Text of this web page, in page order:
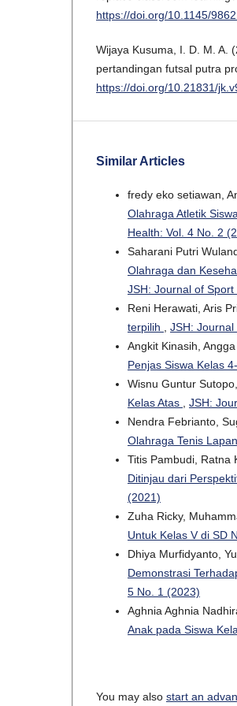
https://doi.org/10.1145/
Wijaya Kusuma, I. D. M. A.
pertandingan futsal putra
https://doi.org/10.21831/
Similar Articles
fredy eko setiawan,
Olahraga Atletik
Health: Vol. 4 No. 2
Saharani Putri
Olahraga dan
JSH: Journal of
Reni Herawati, Aris
terpilih , JSH:
Angkit Kinasih,
Penjas Siswa Kelas
Wisnu Guntur
Kelas Atas , JSH:
Nendra Febrianto,
Olahraga Tenis
Titis Pambudi, Ratna
Ditinjau dari
(2021)
Zuha Ricky,
Untuk Kelas V di SD
Dhiya Murfidyanto,
Demonstrasi
5 No. 1 (2023)
Aghnia Aghnia
Anak pada Siswa
You may also start an